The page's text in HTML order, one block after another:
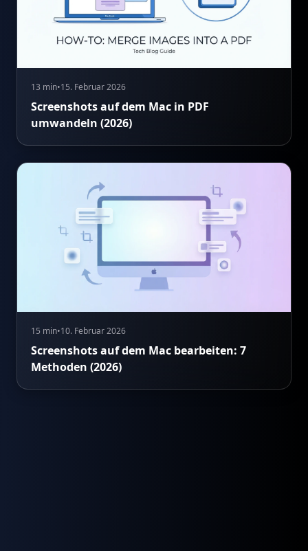
13 min•15. Februar 2026
Screenshots auf dem Mac in PDF
umwandeln (2026)
15 min•10. Februar 2026
Screenshots auf dem Mac bearbeiten: 7
Methoden (2026)